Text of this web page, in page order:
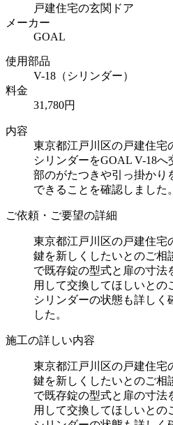
戸建住宅の玄関ドア
メーカー
GOAL
使用部品
V-18（シリンダー）
料金
31,780円
内容
東京都江戸川区の戸建住宅
シリンダーをGOAL V-18
部のがたつきや引っ掛かり
できることを確認しました。
ご依頼・ご要望の詳細
東京都江戸川区の戸建住宅
鍵を新しくしたいとのご相
で既存錠の型式と扉の寸法
用して交換してほしいとの
シリンダーの状態も詳し
した。
施工の詳しい内容
東京都江戸川区の戸建住宅
鍵を新しくしたいとのご相
で既存錠の型式と扉の寸法
用して交換してほしいとの